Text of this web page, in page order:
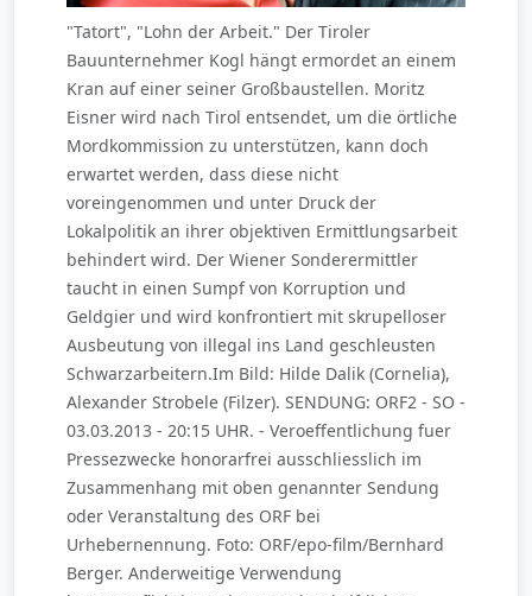
"Tatort", "Lohn der Arbeit." Der Tiroler
Bauunternehmer Kogl hängt ermordet an einem
Kran auf einer seiner Großbaustellen. Moritz
Eisner wird nach Tirol entsendet, um die örtliche
Mordkommission zu unterstützen, kann doch
erwartet werden, dass diese nicht
voreingenommen und unter Druck der
Lokalpolitik an ihrer objektiven Ermittlungsarbeit
behindert wird. Der Wiener Sonderermittler
taucht in einen Sumpf von Korruption und
Geldgier und wird konfrontiert mit skrupelloser
Ausbeutung von illegal ins Land geschleusten
Schwarzarbeitern.Im Bild: Hilde Dalik (Cornelia),
Alexander Strobele (Filzer). SENDUNG: ORF2 - SO -
03.03.2013 - 20:15 UHR. - Veroeffentlichung fuer
Pressezwecke honorarfrei ausschliesslich im
Zusammenhang mit oben genannter Sendung
oder Veranstaltung des ORF bei
Urhebernennung. Foto: ORF/epo-film/Bernhard
Berger. Anderweitige Verwendung